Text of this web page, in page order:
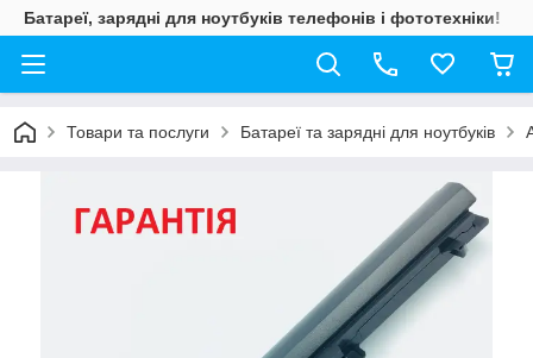
Батареї, зарядні для ноутбуків телефонів і фототехніки!
Товари та послуги Батареї та зарядні для ноутбуків